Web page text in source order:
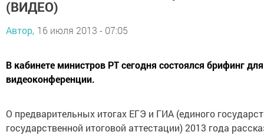
(ВИДЕО)
Автор, 16 июля 2013 - 07:05
В кабинете министров РТ сегодня состоялся брифинг
видеоконференции.
О предварительных итогах ЕГЭ и ГИА (единого
государственной итоговой аттестации) 2013 года